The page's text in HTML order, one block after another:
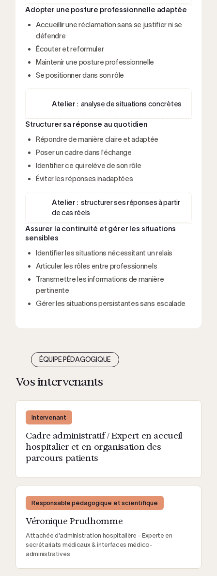
Adopter une posture professionnelle adaptée
Accueillir une réclamation sans se justifier ni se
défendre
Écouter et reformuler
Maintenir une posture professionnelle
Se positionner dans son rôle
Atelier : analyse de situations concrètes
Structurer sa réponse au quotidien
Répondre de manière claire et adaptée
Poser un cadre dans l'échange
Identifier ce qui relève de son rôle
Éviter les réponses inadaptées
Atelier : structurer ses réponses à partir
de cas réels
Assurer la continuité et gérer les situations
sensibles
Identifier les situations nécessitant un relais
Articuler les rôles entre professionnels
Transmettre les informations de manière
pertinente
Gérer les situations persistantes sans escalade
ÉQUIPE PÉDAGOGIQUE
Vos intervenants
Intervenant
Cadre administratif / Expert en accueil
hospitalier et en organisation des
parcours patients
Responsable pédagogique et scientifique
Véronique Prudhomme
Attachée d'administration hospitalière - Experte en
secrétariats médicaux & interfaces médico-
administratives